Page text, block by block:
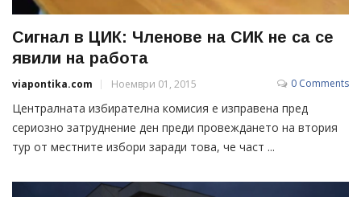
Сигнал в ЦИК: Членове на СИК не са се
явили на работа
viapontika.com Ноември 01, 2015 0 Comments
Централната избирателна комисия е изправена пред
сериозно затруднение ден преди провеждането на втория
тур от местните избори заради това, че част ...